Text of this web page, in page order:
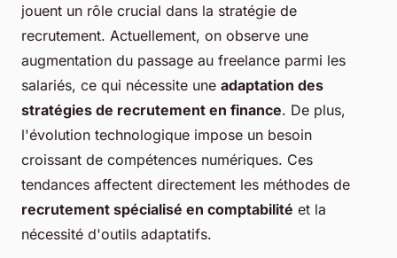
jouent un rôle crucial dans la stratégie de
recrutement. Actuellement, on observe une
augmentation du passage au freelance parmi les
salariés, ce qui nécessite une adaptation des
stratégies de recrutement en finance. De plus,
l'évolution technologique impose un besoin
croissant de compétences numériques. Ces
tendances affectent directement les méthodes de
recrutement spécialisé en comptabilité et la
nécessité d'outils adaptatifs.